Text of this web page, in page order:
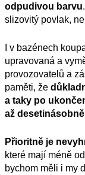
odpudivou barvu
slizovitý povlak,
I v bazénech
upravovaná a
provozovatelů a
paměti, že
a taky po
až
Přioritně je
které mají méně
bychom měli i my